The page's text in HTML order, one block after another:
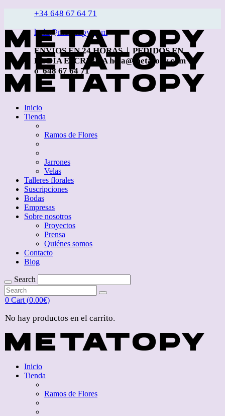
+34 648 67 64 71
hola@metatopy.com
ENVÍOS EN 24 HORAS | PEDIDOS EN
EL DÍA ESCRIBE A hola@metatopy.com
o 648 67 64 71
Inicio
Tienda
Ramos de Flores
Jarrones
Velas
Talleres florales
Suscripciones
Bodas
Empresas
Sobre nosotros
Proyectos
Prensa
Quiénes somos
Contacto
Blog
Search
for:
Search
Search
for:
0 Cart (0.00€)
No hay productos en el carrito.
Inicio
Tienda
Ramos de Flores